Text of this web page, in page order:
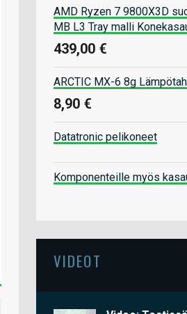
AMD Ryzen 7 9800X3D
MB L3 Tray malli
439,00 €
ARCTIC MX-6 8g
8,90 €
Datatronic pelikoneet
Komponenteille myös
VIDEOT